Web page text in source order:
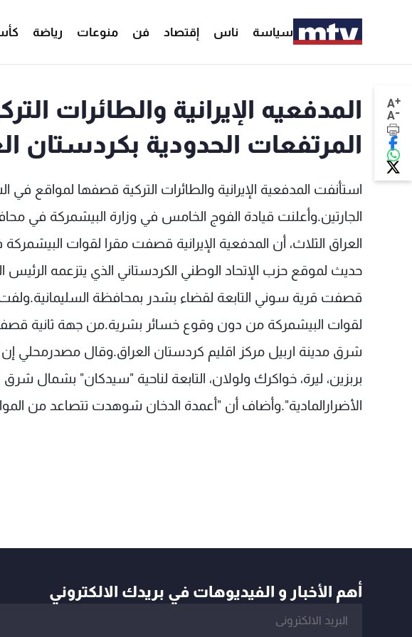
سياسة ناس إقتصاد فن منوعات رياضة
A+
A-
المدفعيه الإيرانية والطائرات
المرتفعات الحدودية بكردستان
استأنفت المدفعية الإيرانية والطائرات التركية قصفها لمواقع في
الجارتين.وأعلنت قيادة الفوج الخامس في وزارة البيشمركة في
العراق الثلاث، أن المدفعية الإيرانية قصفت مقرا لقوات
حديث لموقع حزب الإتحاد الوطني الكردستاني الذي يتزعمه الرئيس
قصفت قرية سوني التابعة لقضاء بشدر بمحافظة
لقوات البيشمركة من دون وقوع خسائر بشرية.من جهة ثانية
شرق مدينة اربيل مركز اقليم كردستان العراق.وقال مصدرمحلي إن
بربزين، ليرة، خواكرك ولولان، التابعة لناحية "سيدكان" بشمال
الأضرارالمادية".وأضاف أن "أعمدة الدخان شوهدت تتصاعد من
أهم الأخبار و الفيديوهات في بريدك الالكتروني